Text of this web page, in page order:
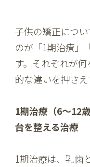
子供の矯正につ
のが「1期治療」
す。それぞれが
的な違いを押さえ
1期治療（6〜12
台を整える治療
1期治療は、乳歯